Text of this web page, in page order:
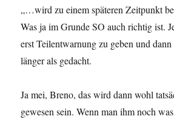
„…wird zu einem späteren Zeitpunkt
Was ja im Grunde SO auch richtig ist.
erst Teilentwarnung zu geben und
länger als gedacht.
Ja mei, Breno, das wird dann wohl
gewesen sein. Wenn man ihm noch